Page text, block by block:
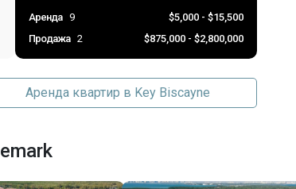
Аренда 9
$5,000 - $15,500
Продажа
2 $875,000 - $2,800,000
Аренда квартир в Key Biscayne